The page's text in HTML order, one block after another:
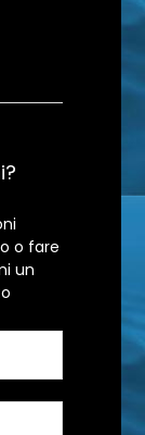
o fare
un